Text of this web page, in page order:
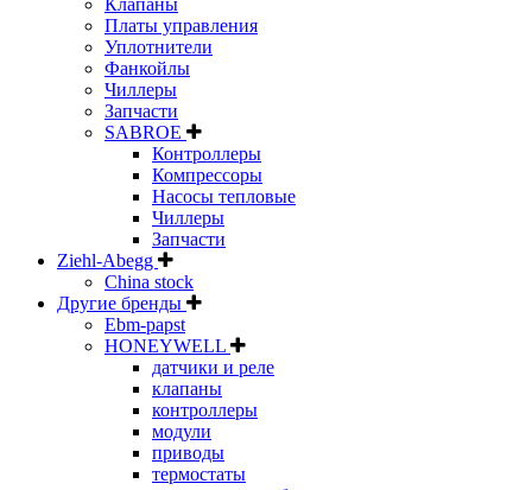
Платы управления
Уплотнители
Фанкойлы
Чиллеры
Запчасти
SABROE
Контроллеры
Компрессоры
Насосы тепловые
Чиллеры
Запчасти
Ziehl-Abegg
China stock
Другие бренды
Ebm-papst
HONEYWELL
датчики и реле
клапаны
контроллеры
модули
приводы
термостаты